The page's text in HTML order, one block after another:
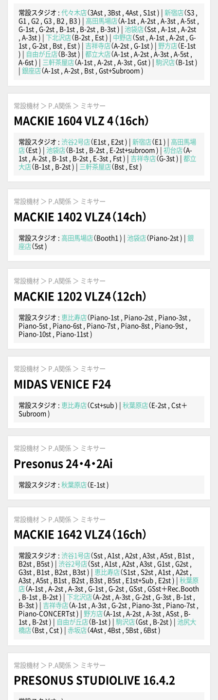
常設スタジオ :代々木店（3Ast , 3Bst , 4Ast , S1st ) |新宿店（S3 ,
G1 , G2 , G3 , B2 , B3 ) | 高田馬場店（A-1st , A-2st , A-3st , A-5st ,
G-1st , G-2st , B-1st , B-2st , B-3st ) | 池袋店（Sst , A-1st , A-2st
, A-3st ) |下北沢店（B-2st , Est ) | 中野店（Sst , A-1st , A-2st , G-
1st , G-2st , Bst , Est ) | 吉祥寺店（A-2st , G-1st ) | 野方店（E-1st
) | 自由が丘店（B-3st ) |都立大店（A-1st , A-2st , A-3st , A-5st ,
A-6st ) | 三軒茶屋店（A-1st , A-2st , A-3st , Gst ) |駒沢店（B-1st )
|銀座店（A-1st , A-2st , Bst , Gst+Subroom )
常設機材 ＞ P.A関係 ＞ ミキサー
MACKIE 1604 VLZ 4（16ch）
常設スタジオ : 渋谷2号店（E1st , E2st ) |新宿店（E1 ) | 高田馬場
店（Est ) | 池袋店（B-1st , B-2st , E-2st+subroom ) |初台店（A-
1st , A-2st , B-1st , B-2st , E-3st , Fst ) | 吉祥寺店（G-3st ) |都立
大店（B-1st , B-2st ) | 三軒茶屋店（Bst , Est )
常設機材 ＞ P.A関係 ＞ ミキサー
MACKIE 1402 VLZ4（14ch）
常設スタジオ : 高田馬場店（Booth1 ) | 池袋店（Piano-2st ) |銀
座店（5st )
常設機材 ＞ P.A関係 ＞ ミキサー
MACKIE 1202 VLZ4（12ch）
常設スタジオ : 恵比寿店（Piano-1st , Piano-2st , Piano-3st ,
Piano-5st , Piano-6st , Piano-7st , Piano-8st , Piano-9st ,
Piano-10st , Piano-11st )
常設機材 ＞ P.A関係 ＞ ミキサー
MIDAS VENICE F24
常設スタジオ : 恵比寿店（Cst+sub ) |秋葉原店（E-2st , Cst＋
Subroom )
常設機材 ＞ P.A関係 ＞ ミキサー
Presonus 24・4・2Ai
常設スタジオ :秋葉原店（E-1st )
常設機材 ＞ P.A関係 ＞ ミキサー
MACKIE 1642 VLZ4（16ch）
常設スタジオ : 渋谷1号店（Sst , A1st , A2st , A3st , A5st , B1st ,
B2st , B5st ) | 渋谷2号店（Sst , A1st , A2st , A3st , G1st , G2st ,
G3st , B1st , B2st , B3st ) | 恵比寿店（S1st , S2st , A1st , A2st ,
A3st , A5st , B1st , B2st , B3st , B5st , E1st+Sub , E2st ) |秋葉原
店（A-1st , A-2st , A-3st , G-1st , G-2st , GSst , GSst＋Rec.Booth
, B-1st , B-2st ) |下北沢店（A-2st , A-3st , G-2st , G-3st , B-1st ,
B-3st ) | 吉祥寺店（A-1st , A-3st , G-2st , Piano-3st , Piano-7st ,
Piano-CONCERTst ) | 野方店（A-1st , A-2st , A-3st , ASst , B-
1st , B-2st ) | 自由が丘店（B-1st ) |駒沢店（Gst , B-2st ) | 池尻大
橋店（Bst , Cst ) |赤坂店（4Ast , 4Bst , 5Bst , 6Bst )
常設機材 ＞ P.A関係 ＞ ミキサー
PRESONUS STUDIOLIVE 16.4.2